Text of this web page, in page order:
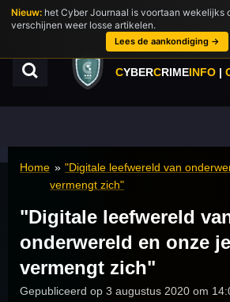
Ga
direct
hoofdinhoud
CYBERCRIMEINFO |
Home » "Digitale leefwereld van
vermengt zich"
"Digitale leefwereld
onderwereld en onze
vermengt zich"
Gepubliceerd op 3 augustus 2020 om
Nieuw: het Cyber Journaal is voortaan wekelijks
verschijnen weer losse artikelen.
Lees de aankondiging →